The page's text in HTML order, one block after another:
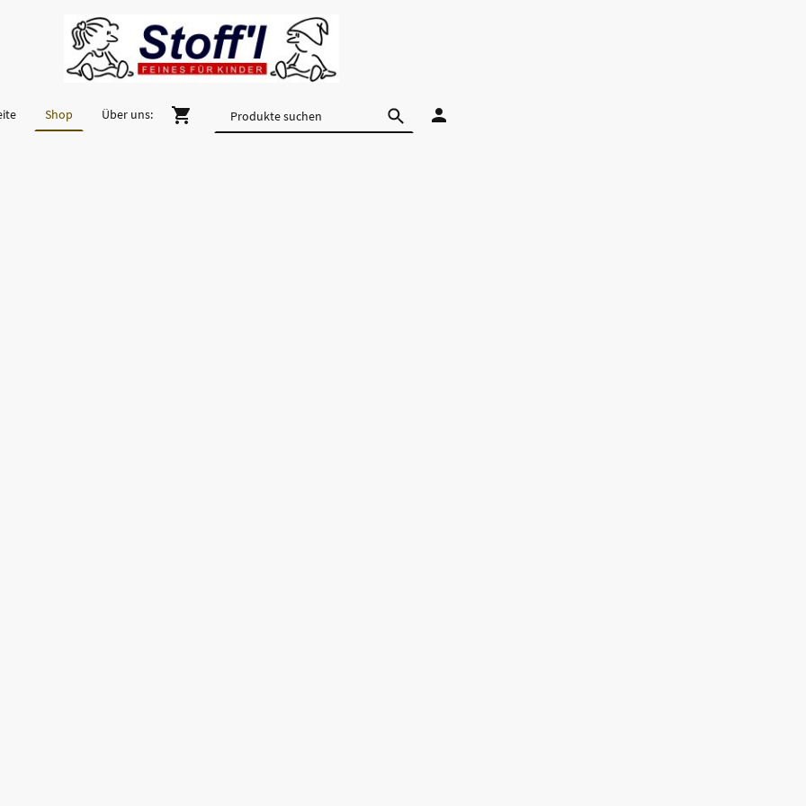
Shop Über uns: